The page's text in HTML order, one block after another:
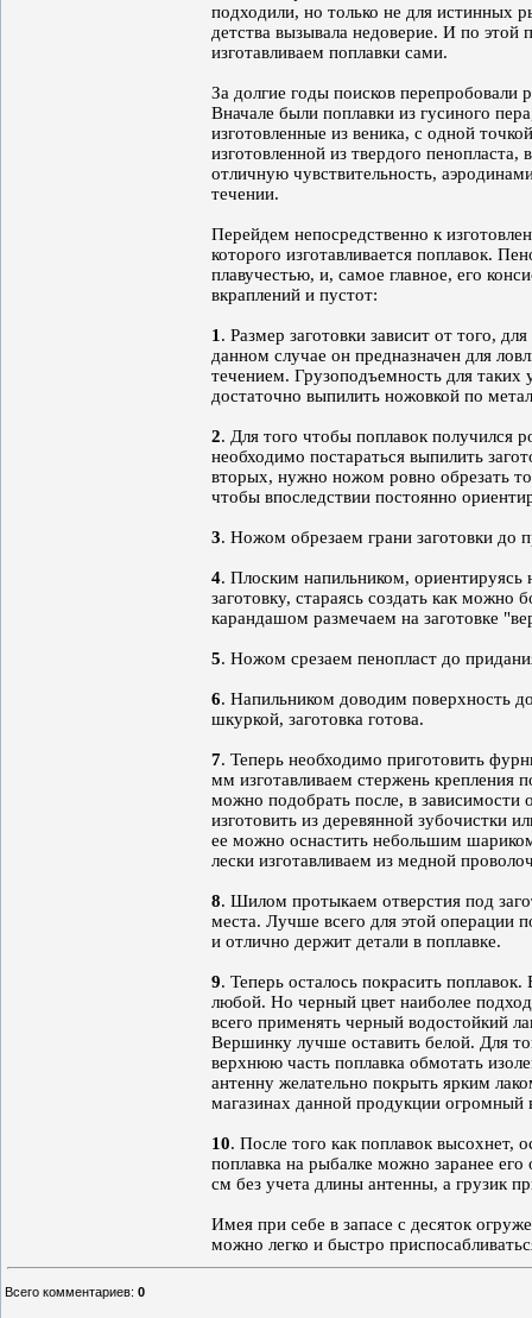
подходили, но только не для истинных
детства вызывала недоверие. И по
изготавливаем поплавки сами.
За долгие годы поисков перепробовали
Вначале были поплавки из гусиного
изготовленные из веника, с одной
изготовленной из твердого
отличную чувствительность,
течении.
Перейдем непосредственно к
которого изготавливается поплавок.
плавучестью, и, самое главное, его
вкраплений и пустот:
1. Размер заготовки зависит от того,
данном случае он предназначен для
течением. Грузоподъемность для
достаточно выпилить ножовкой по
2. Для того чтобы поплавок получился
необходимо постараться выпилить
вторых, нужно ножом ровно обрезать
чтобы впоследствии постоянно
3. Ножом обрезаем грани заготовки до
4. Плоским напильником,
заготовку, стараясь создать как
карандашом размечаем на заготовке
5. Ножом срезаем пенопласт до
6. Напильником доводим поверхность
шкуркой, заготовка готова.
7. Теперь необходимо приготовить
мм изготавливаем стержень крепления
можно подобрать после, в зависимости
изготовить из деревянной зубочистки
ее можно оснастить небольшим
лески изготавливаем из медной
8. Шилом протыкаем отверстия под
места. Лучше всего для этой
и отлично держит детали в поплавке.
9. Теперь осталось покрасить
любой. Но черный цвет наиболее
всего применять черный водостойкий
Вершинку лучше оставить белой. Для
верхнюю часть поплавка обмотать
антенну желательно покрыть ярким
магазинах данной продукции огромный
10. После того как поплавок высохнет,
поплавка на рыбалке можно заранее
см без учета длины антенны, а грузик
Имея при себе в запасе с десяток
можно легко и быстро
Всего комментариев: 0